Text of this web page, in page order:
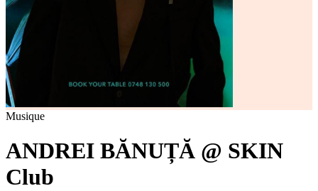
Musique
ANDREI BĂNUȚĂ @ SKIN
Club